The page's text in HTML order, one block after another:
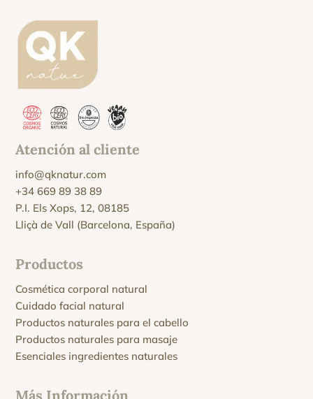
Atención al cliente
info@qknatur.com
+34 669 89 38 89
P.I. Els Xops, 12, 08185
Lliçà de Vall (Barcelona, España)
Productos
Cosmética corporal natural
Cuidado facial natural
Productos naturales para el cabello
Productos naturales para masaje
Esenciales ingredientes naturales
Más Información